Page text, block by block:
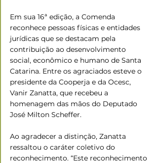
Em sua 16ª edição, a Comenda
reconhece pessoas físicas e entidades
jurídicas que se destacam pela
contribuição ao desenvolvimento
social, econômico e humano de Santa
Catarina. Entre os agraciados esteve o
presidente da Cooperja e da Ocesc,
Vanir Zanatta, que recebeu a
homenagem das mãos do Deputado
José Milton Scheffer.
Ao agradecer a distinção, Zanatta
ressaltou o caráter coletivo do
reconhecimento. “Este reconhecimento